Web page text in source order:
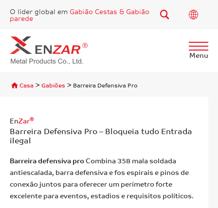
O líder global em Gabião Cestas & Gabião
parede
Menu
Casa>Gabiões > Barreira Defensiva Pro
EnZar®
Barreira Defensiva Pro – Bloqueia tudo Entrada
ilegal
Barreira defensiva proCombina 358 mala soldada
antiescalada, barra defensiva e fos espirais e pinos de
conexão juntos para oferecer um perímetro forte
excelente para eventos, estadios e requisitos políticos.